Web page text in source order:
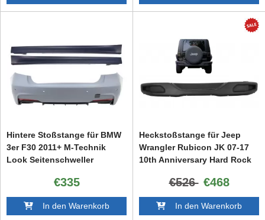
Hintere Stoßstange für BMW
3er F30 2011+ M-Technik
Look Seitenschweller
€335
In den Warenkorb
Heckstoßstange für Jeep
Wrangler Rubicon JK 07-17
10th Anniversary Hard Rock
€526 €468
In den Warenkorb